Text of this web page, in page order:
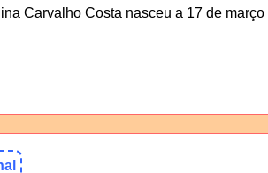
Carvalho Costa nasceu a 17 de março